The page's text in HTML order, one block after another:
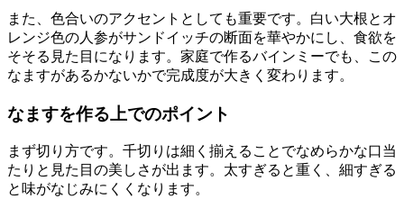
また、色合いのアクセントとしても重要です。白い大根とオ
レンジ色の人参がサンドイッチの断面を華やかにし、食欲を
そそる見た目になります。家庭で作るバインミーでも、この
なますがあるかないかで完成度が大きく変わります。
なますを作る上でのポイント
まず切り方です。千切りは細く揃えることでなめらかな口当
たりと見た目の美しさが出ます。太すぎると重く、細すぎる
と味がなじみにくくなります。